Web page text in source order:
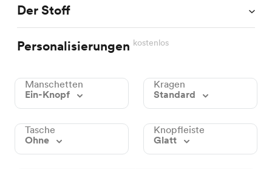
Der Stoff
Personalisierungen kostenlos
Manschetten
Ein-Knopf
Kragen
Standard
Tasche
Ohne
Knopfleiste
Glatt